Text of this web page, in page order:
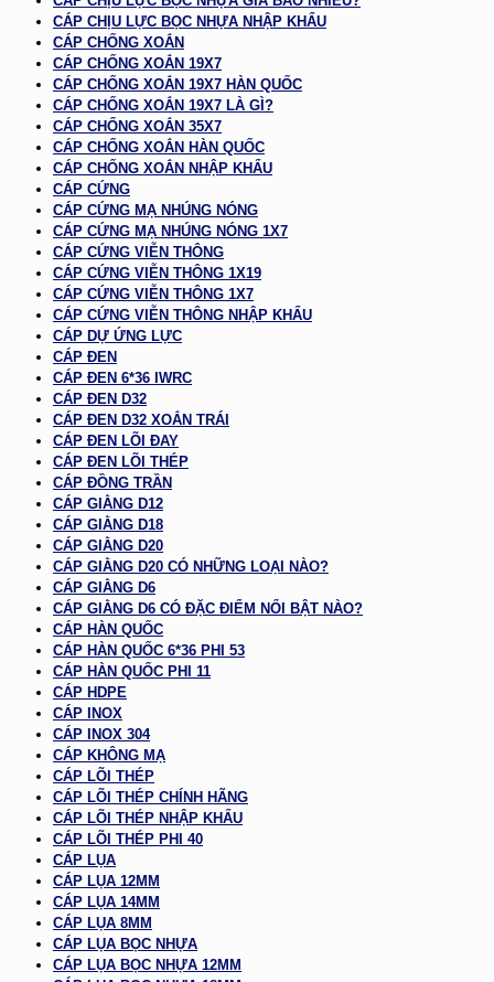
CÁP CHỊU LỰC BỌC NHỰA NHẬP KHẨU
CÁP CHỐNG XOẮN
CÁP CHỐNG XOẮN 19X7
CÁP CHỐNG XOẮN 19X7 HÀN QUỐC
CÁP CHỐNG XOẮN 19X7 LÀ GÌ?
CÁP CHỐNG XOẮN 35X7
CÁP CHỐNG XOẮN HÀN QUỐC
CÁP CHỐNG XOẮN NHẬP KHẨU
CÁP CỨNG
CÁP CỨNG MẠ NHÚNG NÓNG
CÁP CỨNG MẠ NHÚNG NÓNG 1X7
CÁP CỨNG VIỄN THÔNG
CÁP CỨNG VIỄN THÔNG 1X19
CÁP CỨNG VIỄN THÔNG 1X7
CÁP CỨNG VIỄN THÔNG NHẬP KHẨU
CÁP DỰ ỨNG LỰC
CÁP ĐEN
CÁP ĐEN 6*36 IWRC
CÁP ĐEN D32
CÁP ĐEN D32 XOẮN TRÁI
CÁP ĐEN LÕI ĐAY
CÁP ĐEN LÕI THÉP
CÁP ĐỒNG TRẦN
CÁP GIẰNG D12
CÁP GIẰNG D18
CÁP GIẰNG D20
CÁP GIẰNG D20 CÓ NHỮNG LOẠI NÀO?
CÁP GIẰNG D6
CÁP GIẰNG D6 CÓ ĐẶC ĐIỂM NỔI BẬT NÀO?
CÁP HÀN QUỐC
CÁP HÀN QUỐC 6*36 PHI 53
CÁP HÀN QUỐC PHI 11
CÁP HDPE
CÁP INOX
CÁP INOX 304
CÁP KHÔNG MẠ
CÁP LÕI THÉP
CÁP LÕI THÉP CHÍNH HÃNG
CÁP LÕI THÉP NHẬP KHẨU
CÁP LÕI THÉP PHI 40
CÁP LỤA
CÁP LỤA 12MM
CÁP LỤA 14MM
CÁP LỤA 8MM
CÁP LỤA BỌC NHỰA
CÁP LỤA BỌC NHỰA 12MM